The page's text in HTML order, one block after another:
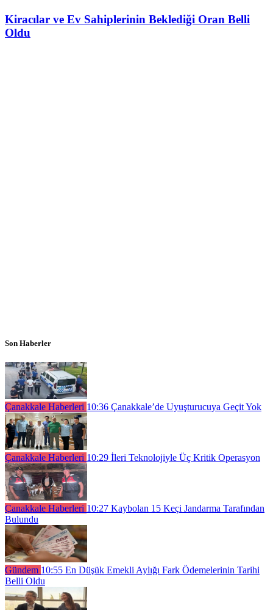
Kiracılar ve Ev Sahiplerinin Beklediği Oran Belli
Oldu
Son Haberler
Çanakkale Haberleri 10:36 Çanakkale’de Uyuşturucuya Geçit Yok
Çanakkale Haberleri 10:29 İleri Teknolojiyle Üç Kritik Operasyon
Çanakkale Haberleri 10:27 Kaybolan 15 Keçi Jandarma Tarafından
Bulundu
Gündem 10:55 En Düşük Emekli Aylığı Fark Ödemelerinin Tarihi
Belli Oldu